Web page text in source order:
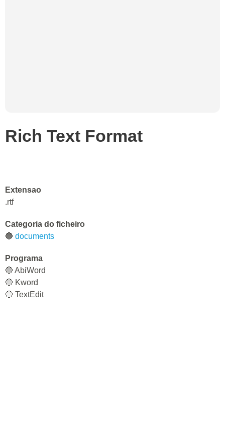
Rich Text Format
Extensao
.rtf
Categoria do ficheiro
🔵 documents
Programa
🔵 AbiWord
🔵 Kword
🔵 TextEdit